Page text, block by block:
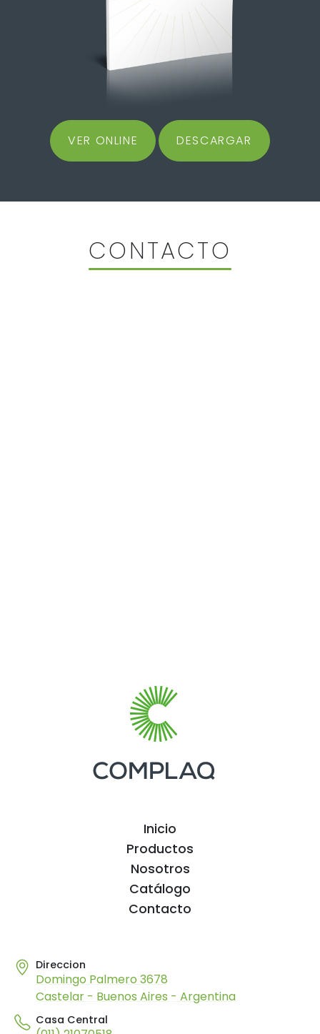
VER ONLINE DESCARGAR
CONTACTO
Inicio
Productos
Nosotros
Catálogo
Contacto
Direccion
Domingo Palmero 3678
Castelar - Buenos Aires - Argentina
Casa Central